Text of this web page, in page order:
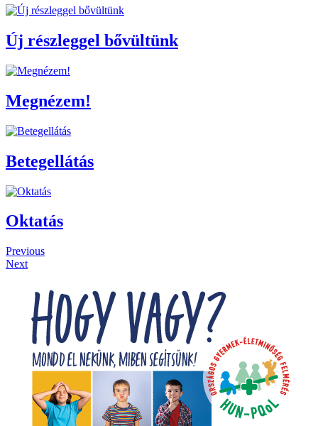
Új részleggel bővültünk
Megnézem!
Betegellátás
Oktatás
Previous
Next